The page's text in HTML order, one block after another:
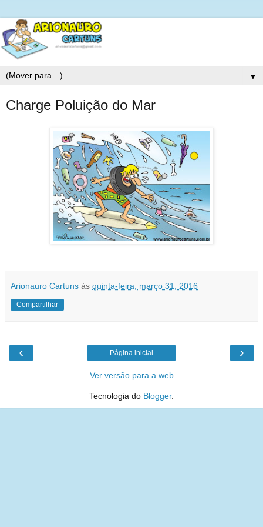
▼
Charge Poluição do Mar
Arionauro Cartuns às quinta-feira, março 31, 2016
Compartilhar
‹ ›
Página inicial
Ver versão para a web
Tecnologia do Blogger.